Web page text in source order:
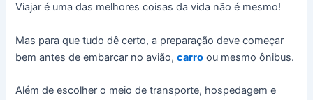
Viajar é uma das melhores coisas da vida não é mesmo!
Mas para que tudo dê certo, a preparação deve começar
bem antes de embarcar no avião,carro ou mesmo ônibus.
Além de escolher o meio de transporte, hospedagem e